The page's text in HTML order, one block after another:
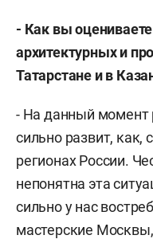
- Как вы
архитектурных и
Татарстане и в
- На данный момент
сильно развит,
регионах России.
непонятна эта
сильно у нас
мастерские